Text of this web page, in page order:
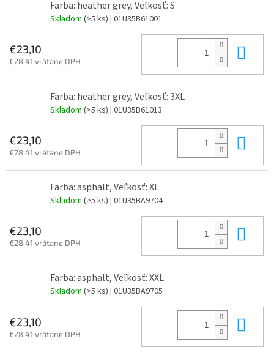
Farba: heather grey, Veľkosť: S
Skladom (>5 ks) | 01U35B61001
€23,10
€28,41 vrátane DPH
Farba: heather grey, Veľkosť: 3XL
Skladom (>5 ks) | 01U35B61013
€23,10
€28,41 vrátane DPH
Farba: asphalt, Veľkosť: XL
Skladom (>5 ks) | 01U35BA9704
€23,10
€28,41 vrátane DPH
Farba: asphalt, Veľkosť: XXL
Skladom (>5 ks) | 01U35BA9705
€23,10
€28,41 vrátane DPH